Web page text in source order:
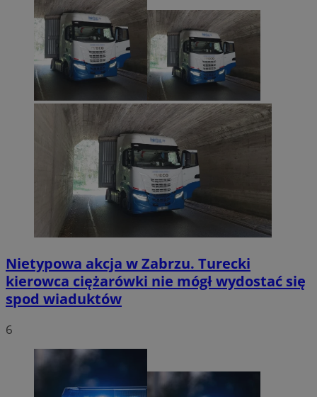
Nietypowa akcja w Zabrzu. Turecki
kierowca ciężarówki nie mógł wydostać się
spod wiaduktów
6